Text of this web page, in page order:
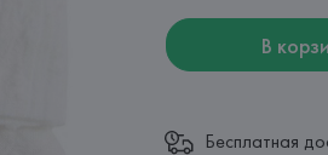
В
Бесплатная